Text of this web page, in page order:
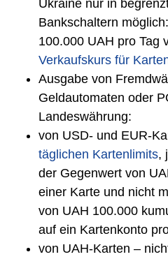
Ukraine nur in
Bankschaltern
100.000 UAH pro Tag
Verkaufskurs für
Ausgabe von
Geldautomaten oder
Landeswährung:
von USD- und EUR-
täglichen Kartenlimits,
der Gegenwert von
einer Karte und nicht
von UAH 100.000
auf ein Kartenkonto
von UAH-Karten –